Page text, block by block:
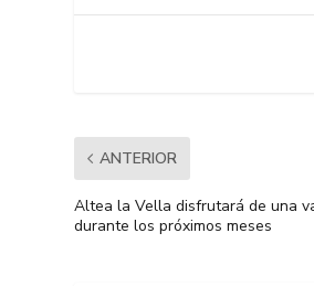
ANTERIOR
Altea la Vella disfrutará de una
durante los próximos meses